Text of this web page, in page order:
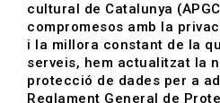
Actualitat |
patrimoni
Data de publicació: 26-
cultural de Catalunya
compromesos amb la
i la millora constant de la
serveis, hem actualitzat la
protecció de dades per a
Reglament General de